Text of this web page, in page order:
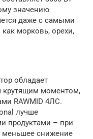
значению
даже с самыми
морковь, орехи,
обладает
моментом,
RAWMID 4ЛС.
лучше
продуктами – при
снижение